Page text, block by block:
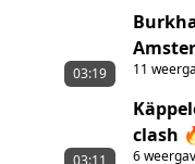
11
03:19
clash
6
03:11